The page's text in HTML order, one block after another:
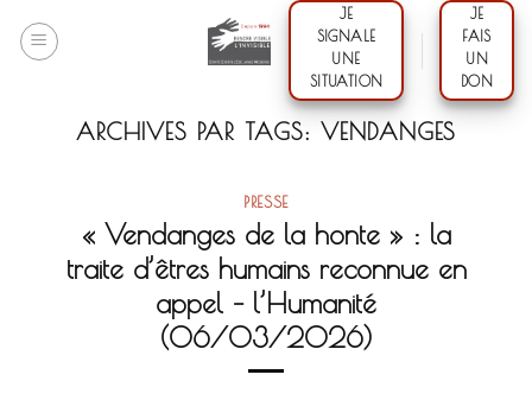
JE
SIGNALE
UNE
SITUATION
JE
FAIS
UN
DON
ARCHIVES PAR TAGS: VENDANGES
PRESSE
« Vendanges de la honte » : la
traite d’êtres humains reconnue en
appel – l’Humanité
(06/03/2026)